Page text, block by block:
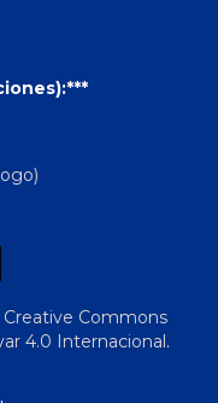
Creative Commons
4.0 Internacional.